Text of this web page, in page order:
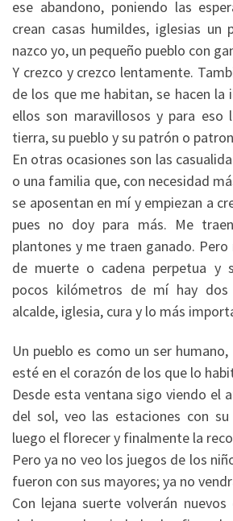
ese abandono, poniendo las
crean casas humildes, iglesias un
nazco yo, un pequeño pueblo con
Y crezco y crezco lentamente.
de los que me habitan, se hacen la
ellos son maravillosos y para eso
tierra, su pueblo y su patrón o
En otras ocasiones son las
o una familia que, con necesidad
se aposentan en mí y empiezan a
pues no doy para más. Me
plantones y me traen ganado. Pero
de muerte o cadena perpetua y
pocos kilómetros de mí hay dos
alcalde, iglesia, cura y lo más
Un pueblo es como un ser
esté en el corazón de los que lo
Desde esta ventana sigo viendo el
del sol, veo las estaciones con
luego el florecer y finalmente la
Pero ya no veo los juegos de los
fueron con sus mayores; ya no
Con lejana suerte volverán